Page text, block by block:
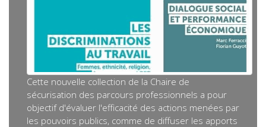
Cette nouvelle collection de la Chaire de
sécurisation des parcours professionnels a pour
objectif d'évaluer l'efficacité des actions menées par
les pouvoirs publics, comme de diffuser les apports